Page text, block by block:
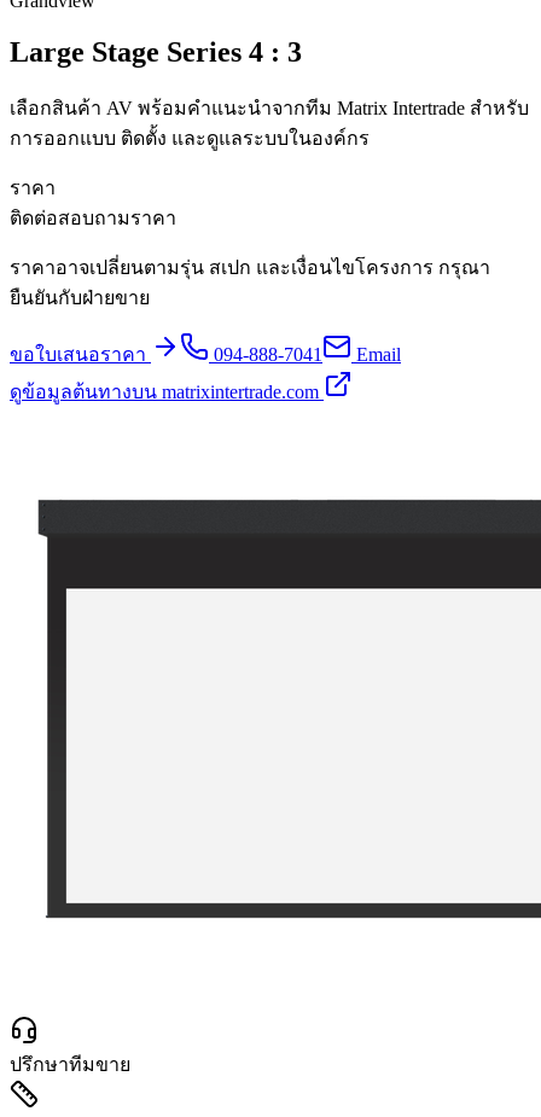
Large Stage Series 4 : 3
เลือกสินค้า AV พร้อมคำแนะนำจากทีม Matrix Intertrade สำหรับ
การออกแบบ ติดตั้ง และดูแลระบบในองค์กร
ราคา
ติดต่อสอบถามราคา
ราคาอาจเปลี่ยนตามรุ่น สเปก และเงื่อนไขโครงการ กรุณา
ยืนยันกับฝ่ายขาย
ขอใบเสนอราคา 094-888-7041
Email
ดูข้อมูลต้นทางบน matrixintertrade.com
ปรึกษาทีมขาย